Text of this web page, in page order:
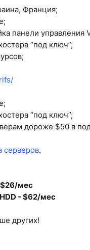
Франция;
панели управления
“под ключ”;
“под ключ”;
дороже $50 в
серверов.
$26/мес
- $62/мес
других!